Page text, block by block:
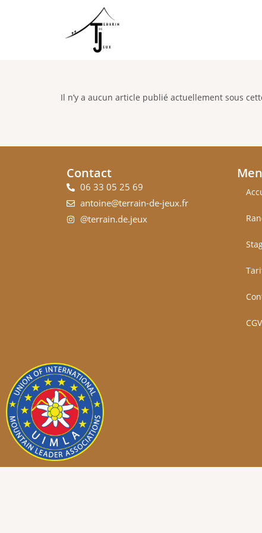
Il n’y a aucun article publié actuellement sous
Contact
06 33 05 25 69
antoine@terrain-de-jeux.fr
@terrain.de.jeux